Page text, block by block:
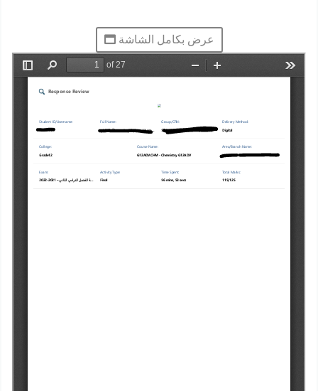
عرض بكامل الشاشة